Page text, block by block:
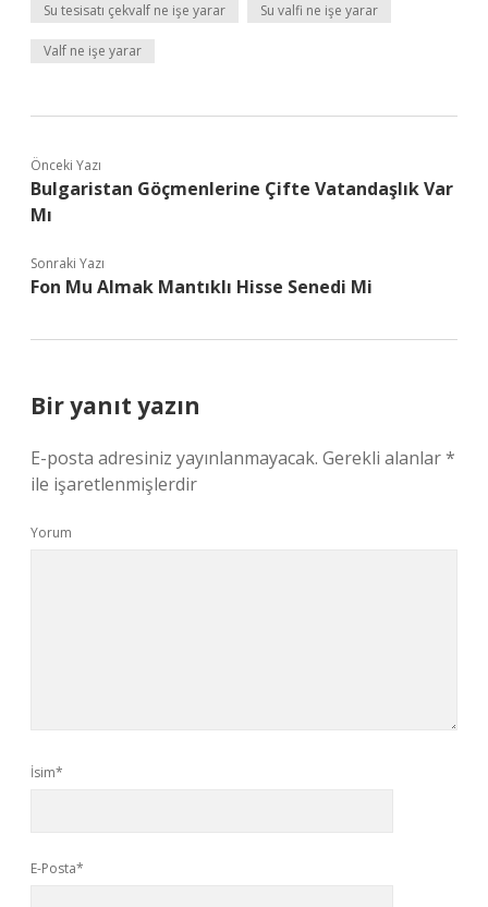
Su tesisatı çekvalf ne işe yarar Su valfi ne işe yarar
Valf ne işe yarar
Önceki Yazı
Bulgaristan Göçmenlerine Çifte Vatandaşlık Var
Mı
Sonraki Yazı
Fon Mu Almak Mantıklı Hisse Senedi Mi
Bir yanıt yazın
E-posta adresiniz yayınlanmayacak. Gerekli alanlar*
ile işaretlenmişlerdir
Yorum
İsim*
E-Posta*